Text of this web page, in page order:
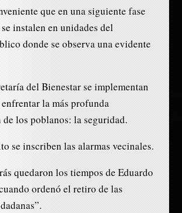
que en una siguiente fase
instalen en unidades del
donde se observa una evidente
del Bienestar se implementan
la más profunda
los poblanos: la seguridad.
se inscriben las alarmas vecinales.
quedaron los tiempos de Eduardo
ordenó el retiro de las